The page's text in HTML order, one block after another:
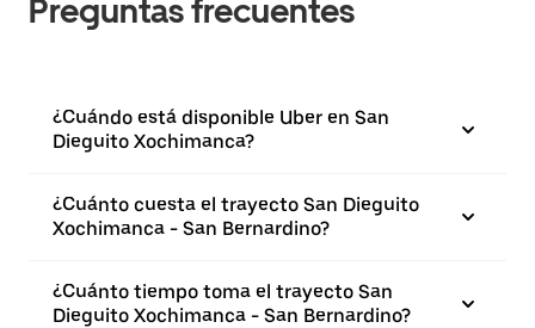
Preguntas frecuentes
¿Cuándo está disponible Uber en San
Dieguito Xochimanca?
¿Cuánto cuesta el trayecto San Dieguito
Xochimanca - San Bernardino?
¿Cuánto tiempo toma el trayecto San
Dieguito Xochimanca - San Bernardino?